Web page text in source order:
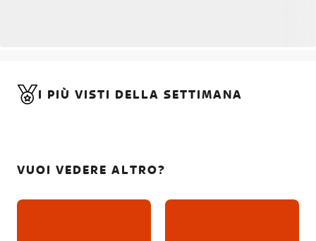
I PIÙ VISTI DELLA SETTIMANA
VUOI VEDERE ALTRO?